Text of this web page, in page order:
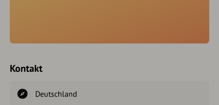
Kontakt
Deutschland